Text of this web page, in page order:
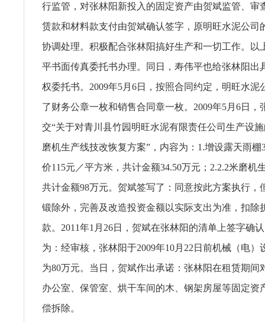
行监管，对张林阳新投入的固定资产由贺斌监管、审
赁款和材料款支付由贺斌确认签字，原明旺水泥公司
协调处理。积极配合张林阳搞好生产和一切工作。以
平书面传真委托书办理。同日，寿伟平也给张林阳出
权委托书。2009年5月6日，按照合同约定，明旺水泥
了财务公章一枚和销售合同章一枚。2009年5月6日，
交“关于对青川县竹园明旺水泥有限责任公司生产设
磨机生产线技改恢复方案”，内容为：1.增设露天雨棚
价115元／平方米，共计金额34.50万元；2.2.2米磨机
共计金额98万元。贺斌签写了：同意按此方案执行，
锻除外，完善及改造投资金额以实际支出为准，扣除
款。2011年1月26日，贺斌在张林阳的清单上签字确
为：经审核，张林阳于2009年10月22日前机械（电）
为80万元。当日，贺斌作出承诺：张林阳在租赁期间
办公室、保管室、烘干车间的木、钢架房屋等固定资
偿拆除。